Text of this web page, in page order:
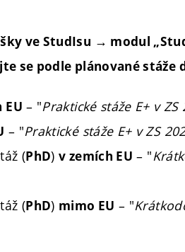
ve StudIsu → modul
se podle plánované stáže
EU – "Praktické stáže E+ v
– "Praktické stáže E+ v ZS
(PhD) v zemích EU – "
(PhD) mimo EU – "